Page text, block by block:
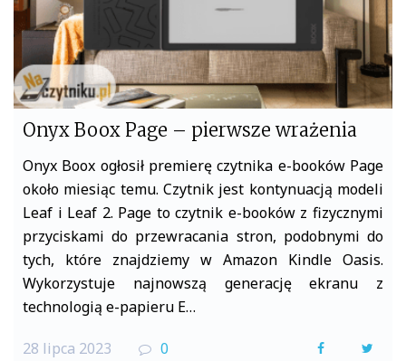
Onyx Boox Page – pierwsze wrażenia
Onyx Boox ogłosił premierę czytnika e-booków Page
około miesiąc temu. Czytnik jest kontynuacją modeli
Leaf i Leaf 2. Page to czytnik e-booków z fizycznymi
przyciskami do przewracania stron, podobnymi do
tych, które znajdziemy w Amazon Kindle Oasis.
Wykorzystuje najnowszą generację ekranu z
technologią e-papieru E…
28 lipca 2023 0
F